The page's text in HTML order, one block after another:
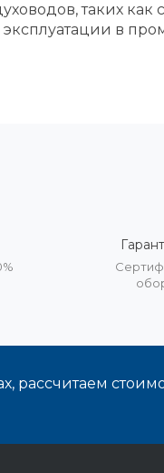
таких
эксплуатации в
рассчитаем